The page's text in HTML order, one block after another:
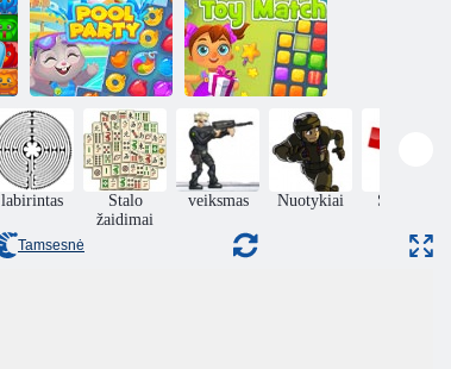
Jewels Blitz 3
10x10 blokų
rungtynės
Baseino
vakarėlis
rungtynės!
labirintas
Stalo
žaidimai
veiksmas Nuotykiai
Spalvos
Tamsesnė